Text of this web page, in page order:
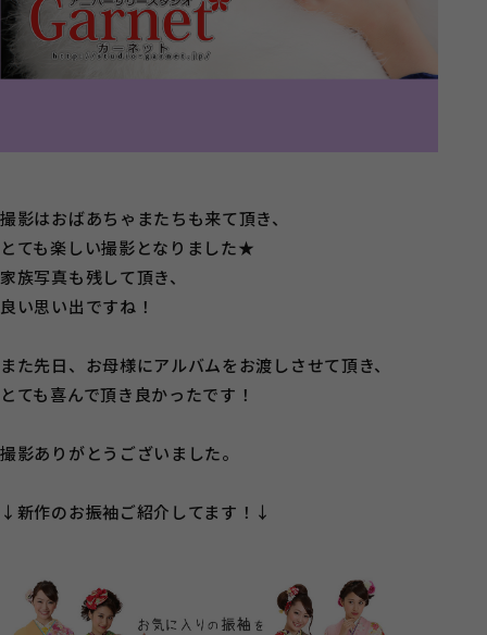
撮影はおばあちゃまたちも来て頂き、
とても楽しい撮影となりました★
家族写真も残して頂き、
良い思い出ですね！
また先日、お母様にアルバムをお渡しさせて頂き、
とても喜んで頂き良かったです！
撮影ありがとうございました。
↓新作のお振袖ご紹介してます！↓